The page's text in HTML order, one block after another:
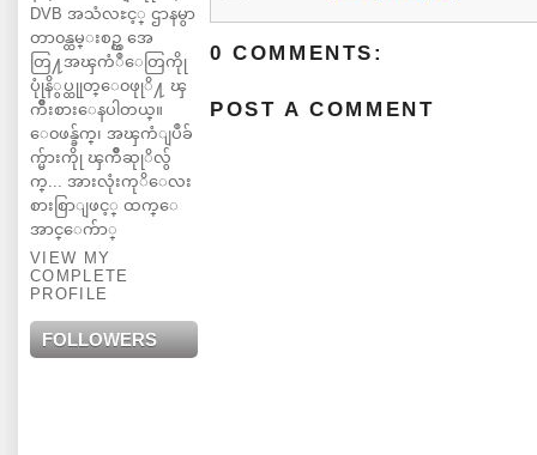
DVB အသံလႊင့္ ဌာနမွာ
တာ၀န္ထမ္းစဥ္က အေ
တြ႔အၾကံဳေတြကိုု
ပုုံနိွပ္ထုုတ္ေ၀ဖုုိ႔ ၾ
ကိဳးစားေနပါတယ္။
ေ၀ဖန္ခ်က္၊ အၾကံျပဳခ်
က္မ်ားကိုု ၾကိဳဆုုိလ်ွ
က္... အားလုံးကုိေလး
စားစြာျဖင့္ ထက္ေ
အာင္ေက်ာ္
VIEW MY
COMPLETE
PROFILE
FOLLOWERS
0 COMMENTS:
POST A COMMENT